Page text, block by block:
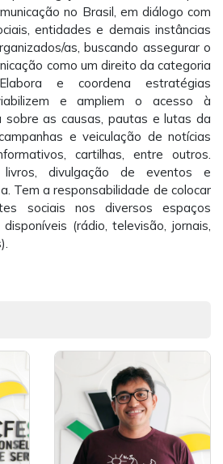
no Brasil, em diálogo com
entidades e demais instâncias
as, buscando assegurar o
como um direito da categoria
e coordena estratégias
e ampliem o acesso à
sobre as causas, pautas e lutas da
e veiculação de notícias
cartilhas, entre outros.
divulgação de eventos e
Tem a responsabilidade de colocar
sociais nos diversos espaços
(rádio, televisão, jornais,